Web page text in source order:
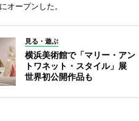
オープンした。
見る・遊ぶ
横浜美術館で「マリー・アン
トワネット・スタイル」展
世界初公開作品も